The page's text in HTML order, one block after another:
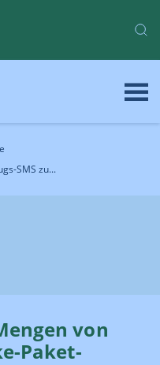
SMS zu...
von
Paket­